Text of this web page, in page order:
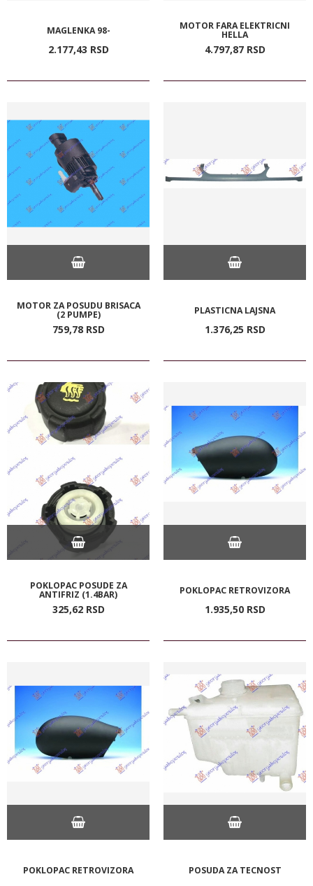
MAGLENKA 98-
2.177,43 RSD
MOTOR FARA ELEKTRICNI
HELLA
4.797,87 RSD
MOTOR ZA POSUDU BRISACA
(2 PUMPE)
759,78 RSD
PLASTICNA LAJSNA
1.376,25 RSD
POKLOPAC POSUDE ZA
ANTIFRIZ (1.4BAR)
325,62 RSD
POKLOPAC RETROVIZORA
1.935,50 RSD
POKLOPAC RETROVIZORA POSUDA ZA TECNOST